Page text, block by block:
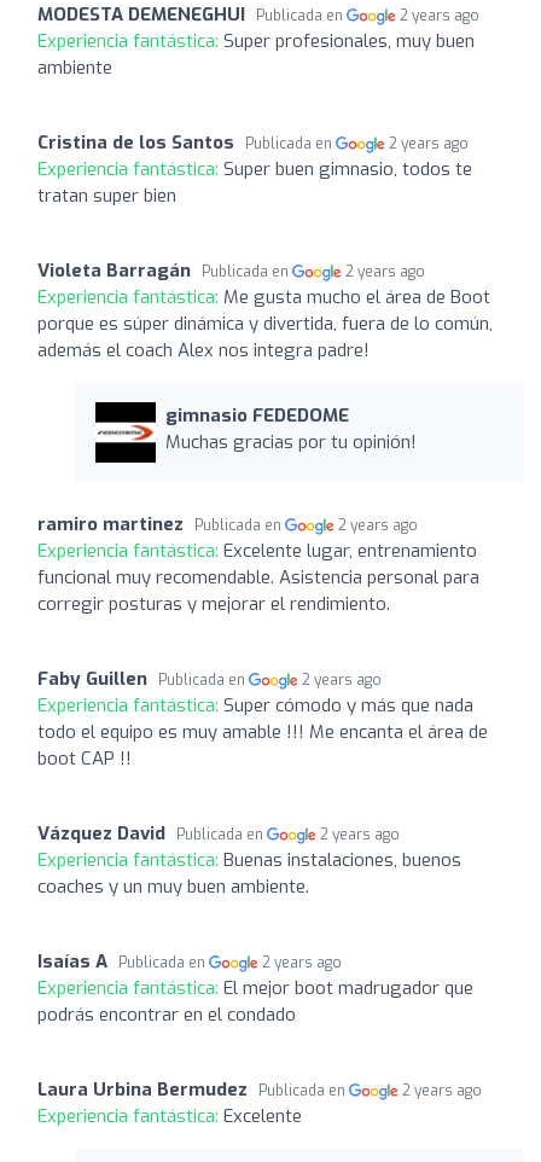
MODESTA DEMENEGHUI Publicada en 2 years ago
Experiencia fantástica: Super profesionales, muy buen
ambiente
Cristina de los Santos Publicada en 2 years ago
Experiencia fantástica: Super buen gimnasio, todos te
tratan super bien
Violeta Barragán Publicada en 2 years ago
Experiencia fantástica: Me gusta mucho el área de Boot
porque es súper dinámica y divertida, fuera de lo común,
además el coach Alex nos integra padre!
gimnasio FEDEDOME
Muchas gracias por tu opinión!
ramiro martinez Publicada en 2 years ago
Experiencia fantástica: Excelente lugar, entrenamiento
funcional muy recomendable. Asistencia personal para
corregir posturas y mejorar el rendimiento.
Faby Guillen Publicada en 2 years ago
Experiencia fantástica: Super cómodo y más que nada
todo el equipo es muy amable !!! Me encanta el área de
boot CAP !!
Vázquez David Publicada en 2 years ago
Experiencia fantástica: Buenas instalaciones, buenos
coaches y un muy buen ambiente.
Isaías A Publicada en 2 years ago
Experiencia fantástica: El mejor boot madrugador que
podrás encontrar en el condado
Laura Urbina Bermudez Publicada en 2 years ago
Experiencia fantástica: Excelente